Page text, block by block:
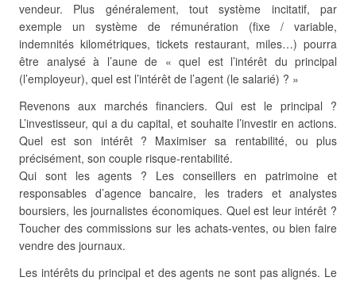
vendeur. Plus généralement, tout système incitatif, par
exemple un système de rémunération (fixe / variable,
indemnités kilométriques, tickets restaurant, miles…) pourra
être analysé à l’aune de « quel est l’intérêt du principal
(l’employeur), quel est l’intérêt de l’agent (le salarié) ? »
Revenons aux marchés financiers. Qui est le principal ?
L’investisseur, qui a du capital, et souhaite l’investir en actions.
Quel est son intérêt ? Maximiser sa rentabilité, ou plus
précisément, son couple risque-rentabilité.
Qui sont les agents ? Les conseillers en patrimoine et
responsables d’agence bancaire, les traders et analystes
boursiers, les journalistes économiques. Quel est leur intérêt ?
Toucher des commissions sur les achats-ventes, ou bien faire
vendre des journaux.
Les intérêts du principal et des agents ne sont pas alignés. Le